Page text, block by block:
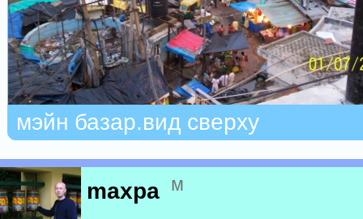
мэйн базар.вид сверху
maxpa м